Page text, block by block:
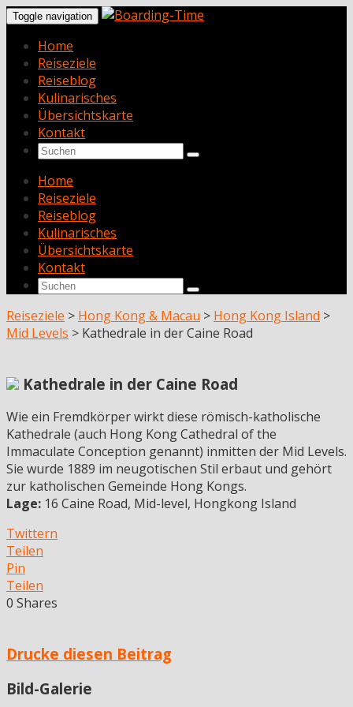
Toggle navigation
Home
Reiseziele
Reiseblog
Kulinarisches
Übersichtskarte
Kontakt
Home
Reiseziele
Reiseblog
Kulinarisches
Übersichtskarte
Kontakt
Reiseziele > Hong Kong & Macau > Hong Kong Island >
Mid Levels > Kathedrale in der Caine Road
Kathedrale in der Caine Road
Wie ein Fremdkörper wirkt diese römisch-katholische
Kathedrale (auch Hong Kong Cathedral of the
Immaculate Conception genannt) inmitten der Mid Levels.
Sie wurde 1889 im neugotischen Stil erbaut und gehört
zur katholischen Gemeinde Hong Kongs.
Lage: 16 Caine Road, Mid-level, Hongkong Island
Twittern
Teilen
Pin
Teilen
0 Shares
Drucke diesen Beitrag
Bild-Galerie